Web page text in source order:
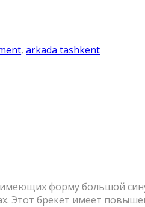
, arkada tashkent
форму большой
Этот брекет имеет